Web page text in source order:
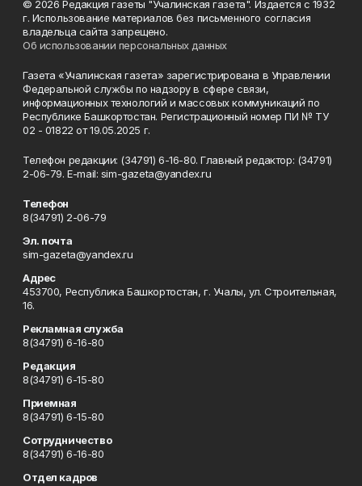
© 2026 Редакция газеты "Учалинская газета". Издается с 1932
г. Использование материалов без письменного согласия
владельца сайта запрещено.
Об использовании персональных данных
Газета «Учалинская газета» зарегистрирована в Управлении
Федеральной службы по надзору в сфере связи,
информационных технологий и массовых коммуникаций по
Республике Башкортостан. Регистрационный номер ПИ № ТУ
02 - 01822 от 19.05.2025 г.
Телефон редакции: (34791) 6-16-80. Главный редактор: (34791)
2-06-79. Е-mаil: sim-gazeta@yandex.ru
Телефон
8(34791) 2-06-79
Эл. почта
sim-gazeta@yandex.ru
Адрес
453700, Республика Башкортостан, г. Учалы, ул. Строительная,
16.
Рекламная служба
8(34791) 6-16-80
Редакция
8(34791) 6-15-80
Приемная
8(34791) 6-15-80
Сотрудничество
8(34791) 6-16-80
Отдел кадров